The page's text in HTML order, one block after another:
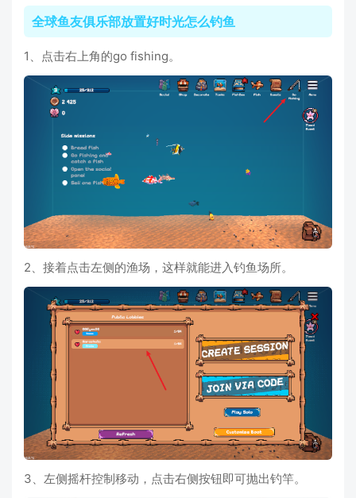
全球鱼友俱乐部放置好时光怎么钓鱼
1、点击右上角的go fishing。
2、接着点击左侧的渔场，这样就能进入钓鱼场所。
3、左侧摇杆控制移动，点击右侧按钮即可抛出钓竿。